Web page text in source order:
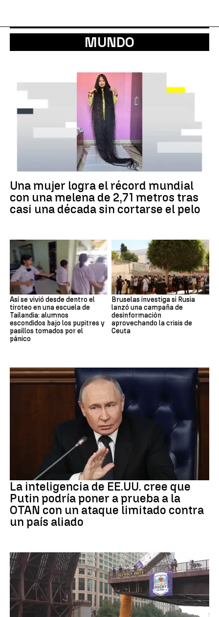
MUNDO
Una mujer logra el récord mundial
con una melena de 2,71 metros tras
casi una década sin cortarse el pelo
Así se vivió desde dentro el
tiroteo en una escuela de
Tailandia: alumnos
escondidos bajo los pupitres y
pasillos tomados por el
pánico
Bruselas investiga si Rusia
lanzó una campaña de
desinformación
aprovechando la crisis de
Ceuta
La inteligencia de EE.UU. cree que
Putin podría poner a prueba a la
OTAN con un ataque limitado contra
un país aliado